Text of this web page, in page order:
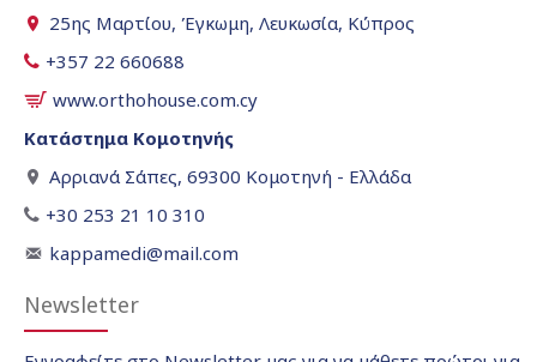
25ης Μαρτίου, Έγκωμη, Λευκωσία, Κύπρος
+357 22 660688
www.orthohouse.com.cy
Κατάστημα Κομοτηνής
Αρριανά Σάπες, 69300 Κομοτηνή - Ελλάδα
+30 253 21 10 310
kappamedi@mail.com
Newsletter